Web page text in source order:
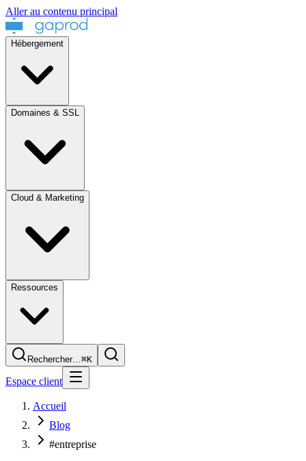
Aller au contenu principal
Hébergement
Domaines & SSL
Cloud & Marketing
Ressources
Rechercher…⌘K
Espace client
Accueil
Blog
#entreprise